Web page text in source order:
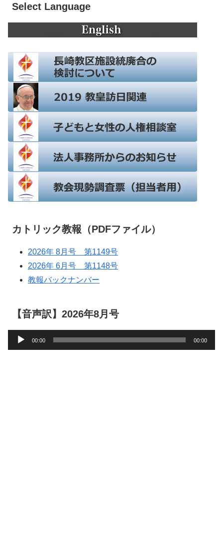
Select Language
カトリック教報（PDFファイル）
2026年 8月号 第1149号
2026年 6月号 第1148号
教報バックナンバー
【音声訳】2026年8月号
声
00:00 00:00